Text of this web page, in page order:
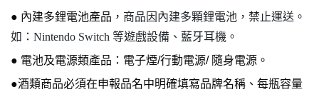
● 內建多鋰電池產品， 商品因內建多顆鋰電池，禁止運送。
如：Nintendo Switch 等遊戲設備、藍牙耳機。
● 電池及電源類產品：電子煙/行動電源/ 隨身電源。
●酒類商品必須在申報品名中明確填寫品牌名稱、每瓶容量